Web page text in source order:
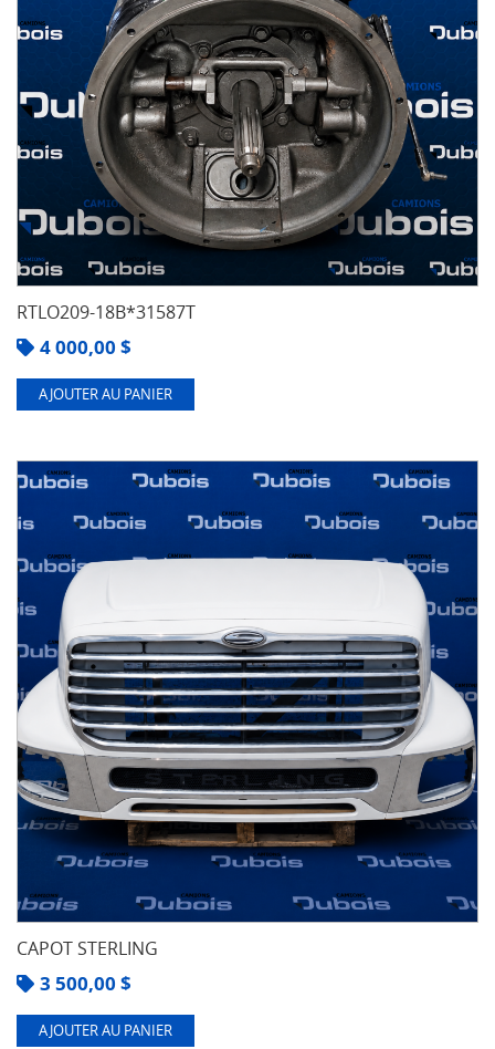
RTLO209-18B*31587T
4 000,00 $
AJOUTER AU PANIER
CAPOT STERLING
3 500,00 $
AJOUTER AU PANIER